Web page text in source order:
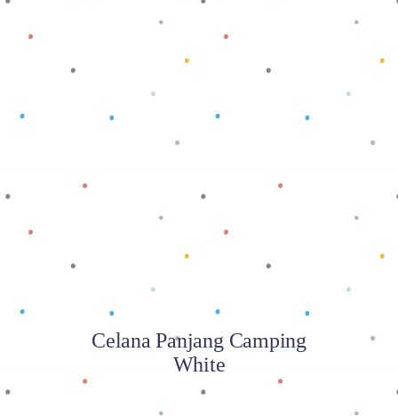
Celana Panjang Camping
White